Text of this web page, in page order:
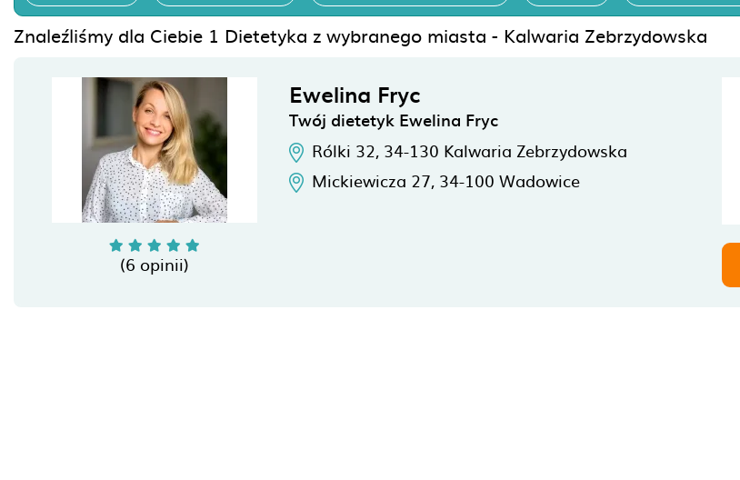
Znaleźliśmy dla Ciebie 1 Dietetyka z wybranego miasta - Kalwaria Zebrzydowska
(6 opinii)
Ewelina Fryc
Twój dietetyk Ewelina Fryc
Rólki 32, 34-130 Kalwaria Zebrzydowska
Mickiewicza 27, 34-100 Wadowice